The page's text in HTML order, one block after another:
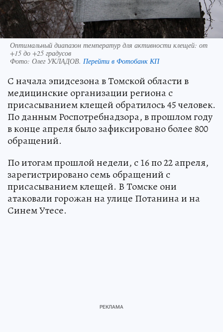
Оптимальный диапазон температур для активности клещей: от
+15 до +25 градусов
Фото: Олег УКЛАДОВ. Перейти в Фотобанк КП
С начала эпидсезона в Томской области в
медицинские организации региона с
присасыванием клещей обратилось 45 человек.
По данным Роспотребнадзора, в прошлом году
в конце апреля было зафиксировано более 800
обращений.
По итогам прошлой недели, с 16 по 22 апреля,
зарегистрировано семь обращений с
присасыванием клещей. В Томске они
атаковали горожан на улице Потанина и на
Синем Утесе.